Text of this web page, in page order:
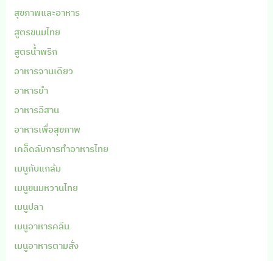
สุขภาพและอาหาร
สูตรขนมไทย
สูตรน้ำพริก
อาหารจานเดียว
อาหารยำ
อาหารอีสาน
อาหารเพื่อสุขภาพ
เคล็ดลับการทำอาหารไทย
เมนูกับแกล้ม
เมนูขนมหวานไทย
เมนูปลา
เมนูอาหารคลีน
เมนูอาหารตามสั่ง